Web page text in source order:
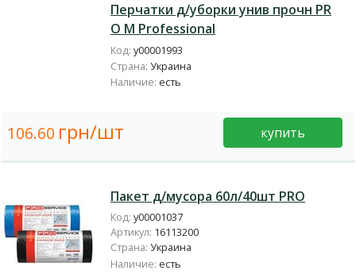
Перчатки д/уборки унив прочн PR
O M Professional
Код: у00001993
Страна: Украина
Наличие: есть
106.60 грн/шт купить
Пакет д/мусора 60л/40шт PRO
Код: у00001037
Артикул: 16113200
Страна: Украина
Наличие: есть